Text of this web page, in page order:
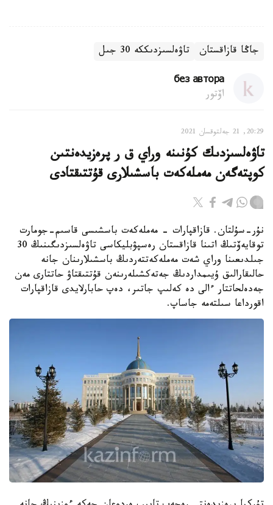
جاڭا قازاقستان تاۋەلسىزدىككە 30 جىل
без автора
اۆتور
20:29, 21 جەلتوقسان 2021
تاۋەلسىزدىك كۇنىنە وراي ق ر پرەزيدەنتىن
كوپتەگەن مەملەكەت باسشىلارى قۇتتىقتادى
نۇر-سۇلتان. قازاقپارات - مەملەكەت باسشىسى قاسىم-جومارت
توقايەۆتىڭ اتىنا قازاقستان رەسپۋبليكاسى تاۋەلسىزدىگىنىڭ 30
جىلدىعىنا وراي شەت مەملەكەتتەردىڭ باسشىلارىنان جانە
حالىقارالىق ۇيىمداردىڭ جەتەكشىلەرىنەن قۇتتىقتاۋ حاتتارى مەن
جەدەلحاتتار ءالى دە كەلىپ جاتىر، دەپ حابارلايدى قازاقپارات
اقورداعا سىلتەمە جاساپ.